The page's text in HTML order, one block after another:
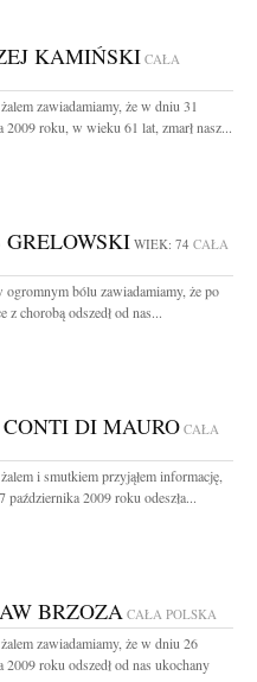
KAMIŃSKICAŁA
zawiadamiamy, że w dniu 31
2009 roku, w wieku 61 lat, zmarł nasz...
WIEK: 74 CAŁA
ogromnym bólu zawiadamiamy, że po
z chorobą odszedł od nas...
DI MAURO CAŁA
i smutkiem przyjąłem informację,
października 2009 roku odeszła...
BRZOZACAŁA POLSKA
zawiadamiamy, że w dniu 26
2009 roku odszedł od nas ukochany